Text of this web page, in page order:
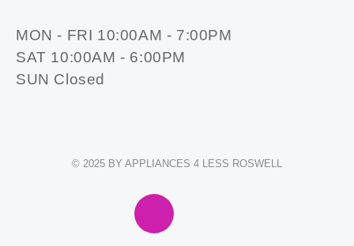
MON - FRI 10:00AM - 7:00PM
SAT 10:00AM - 6:00PM
SUN Closed
© 2025 BY APPLIANCES 4 LESS ROSWELL
I